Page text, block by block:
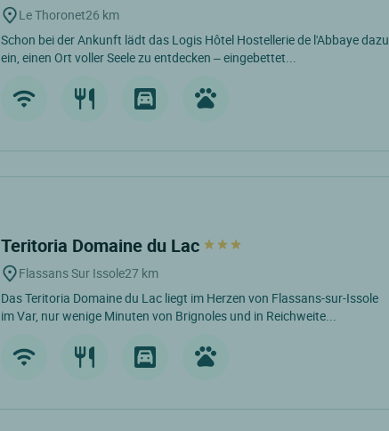
Le Thoronet26 km
Schon bei der Ankunft lädt das Logis Hôtel Hostellerie de l'Abbaye dazu
ein, einen Ort voller Seele zu entdecken – eingebettet...
Teritoria Domaine du Lac
Flassans Sur Issole27 km
Das Teritoria Domaine du Lac liegt im Herzen von Flassans-sur-Issole
im Var, nur wenige Minuten von Brignoles und in Reichweite...